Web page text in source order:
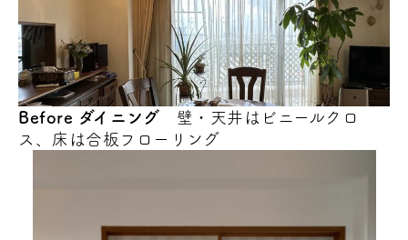
Before ダイニング 壁・天井はビニールクロ
ス、床は合板フローリング